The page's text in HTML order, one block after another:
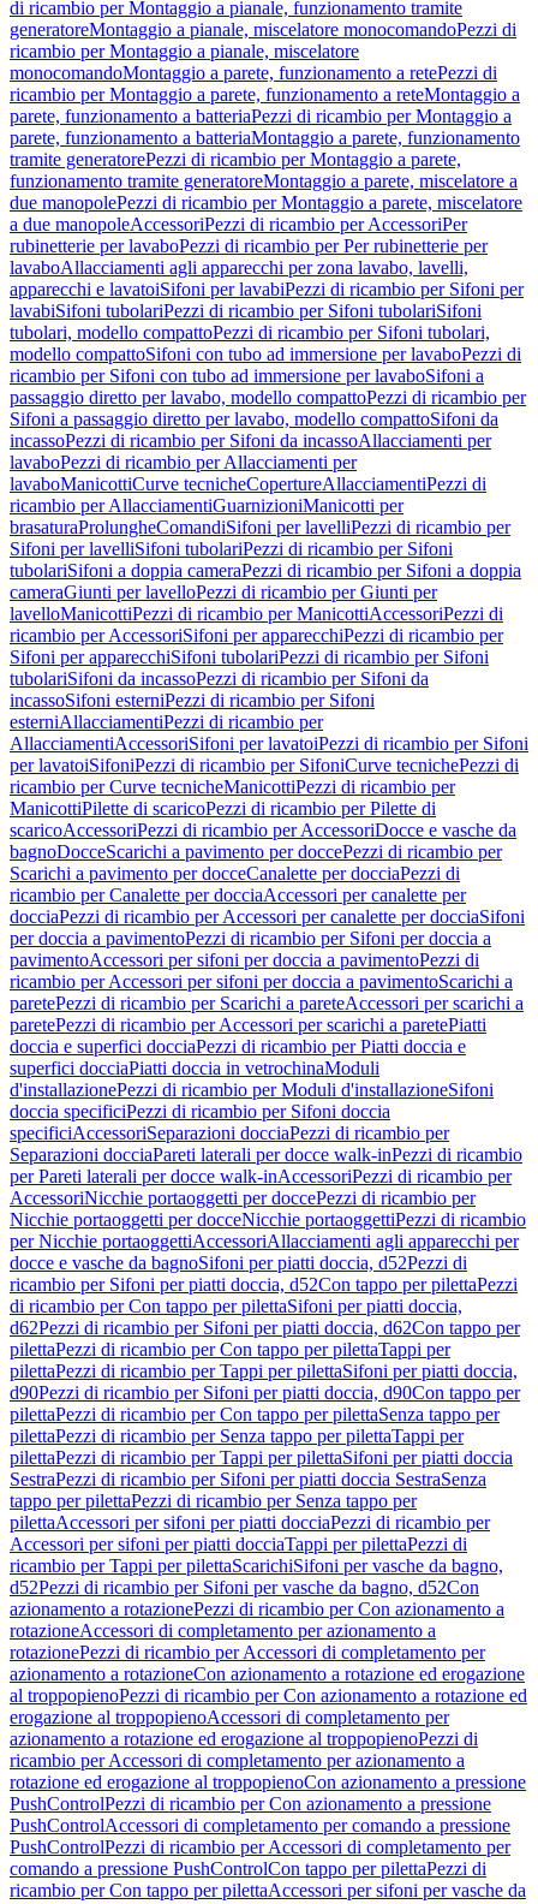
di ricambio per Montaggio a pianale, funzionamento tramite
generatoreMontaggio a pianale, miscelatore monocomandoPezzi di
ricambio per Montaggio a pianale, miscelatore
monocomandoMontaggio a parete, funzionamento a retePezzi di
ricambio per Montaggio a parete, funzionamento a reteMontaggio a
parete, funzionamento a batteriaPezzi di ricambio per Montaggio a
parete, funzionamento a batteriaMontaggio a parete, funzionamento
tramite generatorePezzi di ricambio per Montaggio a parete,
funzionamento tramite generatoreMontaggio a parete, miscelatore a
due manopolePezzi di ricambio per Montaggio a parete, miscelatore
a due manopoleAccessoriPezzi di ricambio per AccessoriPer
rubinetterie per lavaboPezzi di ricambio per Per rubinetterie per
lavaboAllacciamenti agli apparecchi per zona lavabo, lavelli,
apparecchi e lavatoiSifoni per lavabiPezzi di ricambio per Sifoni per
lavabiSifoni tubolariPezzi di ricambio per Sifoni tubolariSifoni
tubolari, modello compattoPezzi di ricambio per Sifoni tubolari,
modello compattoSifoni con tubo ad immersione per lavaboPezzi di
ricambio per Sifoni con tubo ad immersione per lavaboSifoni a
passaggio diretto per lavabo, modello compattoPezzi di ricambio per
Sifoni a passaggio diretto per lavabo, modello compattoSifoni da
incassoPezzi di ricambio per Sifoni da incassoAllacciamenti per
lavaboPezzi di ricambio per Allacciamenti per
lavaboManicottiCurve tecnicheCopertureAllacciamentiPezzi di
ricambio per AllacciamentiGuarnizioniManicotti per
brasaturaProlungheComandiSifoni per lavelliPezzi di ricambio per
Sifoni per lavelliSifoni tubolariPezzi di ricambio per Sifoni
tubolariSifoni a doppia cameraPezzi di ricambio per Sifoni a doppia
cameraGiunti per lavelloPezzi di ricambio per Giunti per
lavelloManicottiPezzi di ricambio per ManicottiAccessoriPezzi di
ricambio per AccessoriSifoni per apparecchiPezzi di ricambio per
Sifoni per apparecchiSifoni tubolariPezzi di ricambio per Sifoni
tubolariSifoni da incassoPezzi di ricambio per Sifoni da
incassoSifoni esterniPezzi di ricambio per Sifoni
esterniAllacciamentiPezzi di ricambio per
AllacciamentiAccessoriSifoni per lavatoiPezzi di ricambio per Sifoni
per lavatoiSifoniPezzi di ricambio per SifoniCurve tecnichePezzi di
ricambio per Curve tecnicheManicottiPezzi di ricambio per
ManicottiPilette di scaricoPezzi di ricambio per Pilette di
scaricoAccessoriPezzi di ricambio per AccessoriDocce e vasche da
bagnoDocceScarichi a pavimento per doccePezzi di ricambio per
Scarichi a pavimento per docceCanalette per docciaPezzi di
ricambio per Canalette per docciaAccessori per canalette per
docciaPezzi di ricambio per Accessori per canalette per docciaSifoni
per doccia a pavimentoPezzi di ricambio per Sifoni per doccia a
pavimentoAccessori per sifoni per doccia a pavimentoPezzi di
ricambio per Accessori per sifoni per doccia a pavimentoScarichi a
paretePezzi di ricambio per Scarichi a pareteAccessori per scarichi a
paretePezzi di ricambio per Accessori per scarichi a paretePiatti
doccia e superfici docciaPezzi di ricambio per Piatti doccia e
superfici docciaPiatti doccia in vetrochinaModuli
d'installazionePezzi di ricambio per Moduli d'installazioneSifoni
doccia specificiPezzi di ricambio per Sifoni doccia
specificiAccessoriSeparazioni docciaPezzi di ricambio per
Separazioni docciaPareti laterali per docce walk-inPezzi di ricambio
per Pareti laterali per docce walk-inAccessoriPezzi di ricambio per
AccessoriNicchie portaoggetti per doccePezzi di ricambio per
Nicchie portaoggetti per docceNicchie portaoggettiPezzi di ricambio
per Nicchie portaoggettiAccessoriAllacciamenti agli apparecchi per
docce e vasche da bagnoSifoni per piatti doccia, d52Pezzi di
ricambio per Sifoni per piatti doccia, d52Con tappo per pilettaPezzi
di ricambio per Con tappo per pilettaSifoni per piatti doccia,
d62Pezzi di ricambio per Sifoni per piatti doccia, d62Con tappo per
pilettaPezzi di ricambio per Con tappo per pilettaTappi per
pilettaPezzi di ricambio per Tappi per pilettaSifoni per piatti doccia,
d90Pezzi di ricambio per Sifoni per piatti doccia, d90Con tappo per
pilettaPezzi di ricambio per Con tappo per pilettaSenza tappo per
pilettaPezzi di ricambio per Senza tappo per pilettaTappi per
pilettaPezzi di ricambio per Tappi per pilettaSifoni per piatti doccia
SestraPezzi di ricambio per Sifoni per piatti doccia SestraSenza
tappo per pilettaPezzi di ricambio per Senza tappo per
pilettaAccessori per sifoni per piatti docciaPezzi di ricambio per
Accessori per sifoni per piatti docciaTappi per pilettaPezzi di
ricambio per Tappi per pilettaScarichiSifoni per vasche da bagno,
d52Pezzi di ricambio per Sifoni per vasche da bagno, d52Con
azionamento a rotazionePezzi di ricambio per Con azionamento a
rotazioneAccessori di completamento per azionamento a
rotazionePezzi di ricambio per Accessori di completamento per
azionamento a rotazioneCon azionamento a rotazione ed erogazione
al troppopienoPezzi di ricambio per Con azionamento a rotazione ed
erogazione al troppopienoAccessori di completamento per
azionamento a rotazione ed erogazione al troppopienoPezzi di
ricambio per Accessori di completamento per azionamento a
rotazione ed erogazione al troppopienoCon azionamento a pressione
PushControlPezzi di ricambio per Con azionamento a pressione
PushControlAccessori di completamento per comando a pressione
PushControlPezzi di ricambio per Accessori di completamento per
comando a pressione PushControlCon tappo per pilettaPezzi di
ricambio per Con tappo per pilettaAccessori per sifoni per vasche da